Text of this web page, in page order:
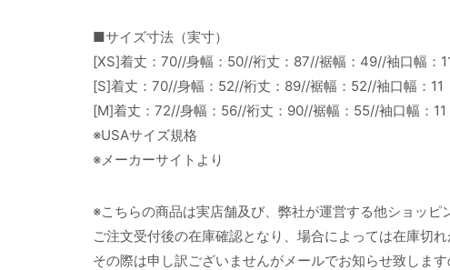
■サイズ寸法（実寸）
[XS]着丈：70//身幅：50//裄丈：87//裾幅：49//袖口幅：
[S]着丈：70//身幅：52//裄丈：89//裾幅：52//袖口幅：11
[M]着丈：72//身幅：56//裄丈：90//裾幅：55//袖口幅：11
※USAサイズ規格
※メーカーサイトより
※こちらの商品は実店舗及び、弊社が運営する他ショッピ
ご注文受付後の在庫確認となり、場合によっては在庫切
その際は申し訳ございませんがメールでお知らせ致します